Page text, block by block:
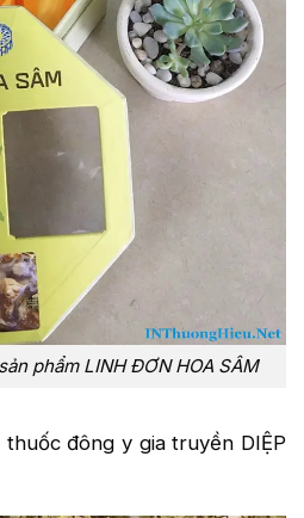
phẩm LINH ĐƠN HOA SÂM
đông y gia truyền DIỆP